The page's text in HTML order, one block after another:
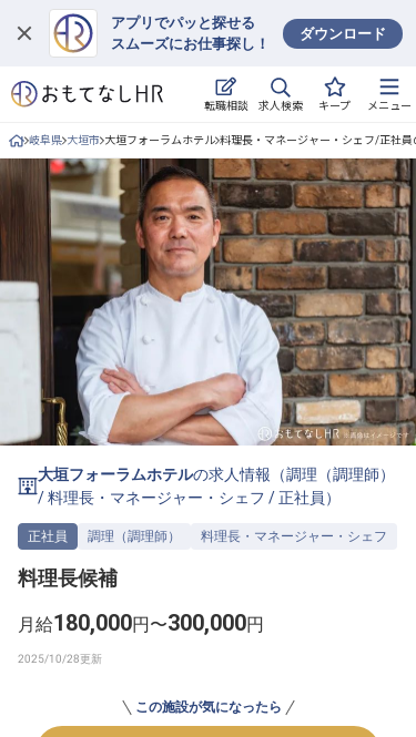
アプリでパッと探せる
スムーズにお仕事探し！
ダウンロード
転職相談 求人検索 キープ メニュー
ログイン
求人・施設を探す
キープした求人
就職・転職 合同説明会
おもてなしHRについて
ご利用の流れ
よくある質問
ホテル・宿泊業界情報コラム
無料 転職サポートに申し込む
採用をお考えの企業様へ
岐阜県 大垣市 大垣フォーラムホテル 料理長・マネージャー・シェフ/正社員
大垣フォーラムホテルの求人情報（調理（調理師）
/料理長・マネージャー・シェフ /正社員 ）
正社員 調理（調理師） 料理長・マネージャー・シェフ
料理長候補
月給180,000円〜300,000円
この施設が気になったら